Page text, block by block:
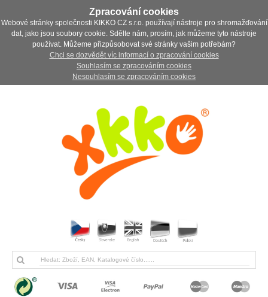
Zpracování cookies
Webové stránky společnosti KIKKO CZ s.r.o. používají nástroje pro shromažďování
dat, jako jsou soubory cookie. Sdělte nám, prosím, jak můžeme tyto nástroje
používat. Můžeme přizpůsobovat své stránky vašim potřebám?
Chci se dozvědět víc informací o zpracování cookies
Souhlasím se zpracováním cookies
Nesouhlasím se zpracováním cookies